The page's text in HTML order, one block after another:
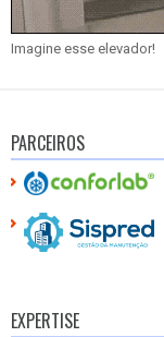
Imagine esse elevador!
PARCEIROS
EXPERTISE